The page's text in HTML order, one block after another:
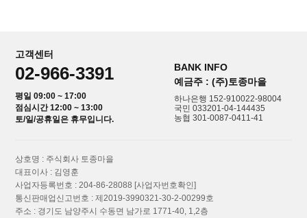
고객센터
02-966-3391
평일 09:00 ~ 17:00
점심시간 12:00 ~ 13:00
토/일/공휴일은 휴무입니다.
BANK INFO
예금주 : (주)토종마을
하나은행 152-910022-98004
국민 033201-04-144435
농협 301-0087-0411-41
상호명 : 주식회사 토종마을
대표이사 : 김영훈
사업자등록번호 : 204-86-28088 [사업자번호확인]
통신판매업신고번호 : 제2019-3990321-30-2-00299호
주소 : 경기도 남양주시 수동면 남가로 1771-40, 1,2층